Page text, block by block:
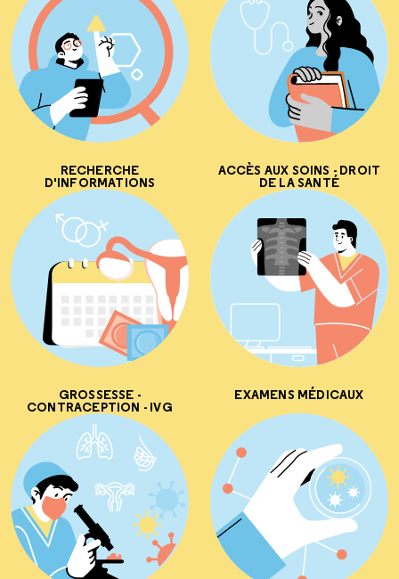
RECHERCHE
D'INFORMATIONS
ACCÈS AUX SOINS - DROIT
DE LA SANTÉ
GROSSESSE -
CONTRACEPTION - IVG
EXAMENS MÉDICAUX